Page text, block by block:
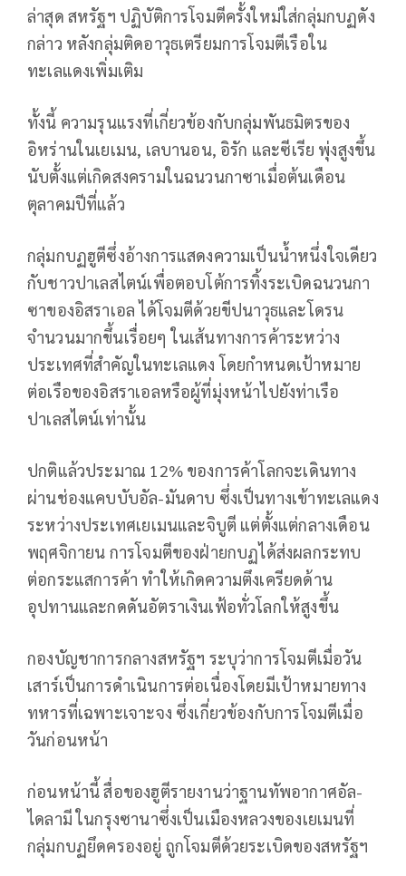
ล่าสุด สหรัฐฯ ปฏิบัติการโจมตีครั้งใหม่ใส่กลุ่มกบฏดัง
กล่าว หลังกลุ่มติดอาวุธเตรียมการโจมตีเรือใน
ทะเลแดงเพิ่มเติม
ทั้งนี้ ความรุนแรงที่เกี่ยวข้องกับกลุ่มพันธมิตรของ
อิหร่านในเยเมน, เลบานอน, อิรัก และซีเรีย พุ่งสูงขึ้น
นับตั้งแต่เกิดสงครามในฉนวนกาซาเมื่อต้นเดือน
ตุลาคมปีที่แล้ว
กลุ่มกบฏฮูตีซึ่งอ้างการแสดงความเป็นน้ำหนึ่งใจเดียว
กับชาวปาเลสไตน์เพื่อตอบโต้การทิ้งระเบิดฉนวนกา
ซาของอิสราเอล ได้โจมตีด้วยขีปนาวุธและโดรน
จำนวนมากขึ้นเรื่อยๆ ในเส้นทางการค้าระหว่าง
ประเทศที่สำคัญในทะเลแดง โดยกำหนดเป้าหมาย
ต่อเรือของอิสราเอลหรือผู้ที่มุ่งหน้าไปยังท่าเรือ
ปาเลสไตน์เท่านั้น
ปกติแล้วประมาณ 12% ของการค้าโลกจะเดินทาง
ผ่านช่องแคบบับอัล-มันดาบ ซึ่งเป็นทางเข้าทะเลแดง
ระหว่างประเทศเยเมนและจิบูตี แต่ตั้งแต่กลางเดือน
พฤศจิกายน การโจมตีของฝ่ายกบฏได้ส่งผลกระทบ
ต่อกระแสการค้า ทำให้เกิดความตึงเครียดด้าน
อุปทานและกดดันอัตราเงินเฟ้อทั่วโลกให้สูงขึ้น
กองบัญชาการกลางสหรัฐฯ ระบุว่าการโจมตีเมื่อวัน
เสาร์เป็นการดำเนินการต่อเนื่องโดยมีเป้าหมายทาง
ทหารที่เฉพาะเจาะจง ซึ่งเกี่ยวข้องกับการโจมตีเมื่อ
วันก่อนหน้า
ก่อนหน้านี้ สื่อของฮูตีรายงานว่าฐานทัพอากาศอัล-
ไดลามี ในกรุงซานาซึ่งเป็นเมืองหลวงของเยเมนที่
กลุ่มกบฏยึดครองอยู่ ถูกโจมตีด้วยระเบิดของสหรัฐฯ